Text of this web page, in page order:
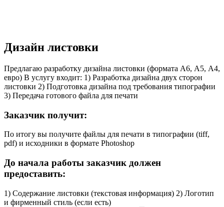
Дизайн листовки
Предлагаю разработку дизайна листовки (формата А6, А5, А4,
евро) В услугу входит: 1) Разработка дизайна двух сторон
листовки 2) Подготовка дизайна под требования типографии
3) Передача готового файла для печати
Заказчик получит:
По итогу вы получите файлы для печати в типографии (tiff,
pdf) и исходники в формате Photoshop
До начала работы заказчик должен
предоставить:
1) Содержание листовки (текстовая информация) 2) Логотип
и фирменный стиль (если есть)